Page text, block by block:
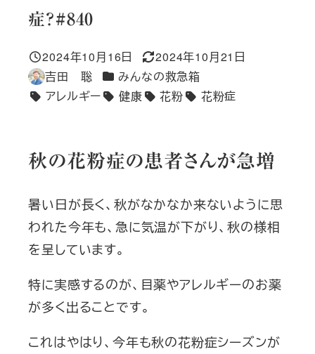
症？#840
投稿日
2024年10月16日
更新日
2024年10月21日
著
者
吉田 聡 カテゴリー
みんなの救急箱
タグ
アレルギー 健康 花粉 花粉症
秋の花粉症の患者さんが急増
暑い日が長く、秋がなかなか来ないように思
われた今年も、急に気温が下がり、秋の様相
を呈しています。
特に実感するのが、目薬やアレルギーのお薬
が多く出ることです。
これはやはり、今年も秋の花粉症シーズンが